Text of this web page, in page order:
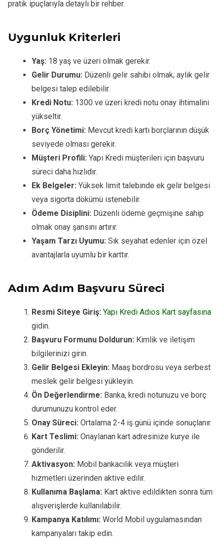
pratik ipuçlarıyla detaylı bir rehber.
Uygunluk Kriterleri
Yaş: 18 yaş ve üzeri olmak gerekir.
Gelir Durumu: Düzenli gelir sahibi olmak; aylık gelir
belgesi talep edilebilir.
Kredi Notu: 1300 ve üzeri kredi notu onay ihtimalini
yükseltir.
Borç Yönetimi: Mevcut kredi kartı borçlarının düşük
seviyede olması gerekir.
Müşteri Profili: Yapı Kredi müşterileri için başvuru
süreci daha hızlıdır.
Ek Belgeler: Yüksek limit talebinde ek gelir belgesi
veya sigorta dökümü istenebilir.
Ödeme Disiplini: Düzenli ödeme geçmişine sahip
olmak onay şansını artırır.
Yaşam Tarzı Uyumu: Sık seyahat edenler için özel
avantajlarla uyumlu bir karttır.
Adım Adım Başvuru Süreci
Resmi Siteye Giriş: Yapı Kredi Adios Kart sayfasına
gidin.
Başvuru Formunu Doldurun: Kimlik ve iletişim
bilgilerinizi girin.
Gelir Belgesi Ekleyin: Maaş bordrosu veya serbest
meslek gelir belgesi yükleyin.
Ön Değerlendirme: Banka, kredi notunuzu ve borç
durumunuzu kontrol eder.
Onay Süreci: Ortalama 2-4 iş günü içinde sonuçlanır.
Kart Teslimi: Onaylanan kart adresinize kurye ile
gönderilir.
Aktivasyon: Mobil bankacılık veya müşteri
hizmetleri üzerinden aktive edilir.
Kullanıma Başlama: Kart aktive edildikten sonra tüm
alışverişlerde kullanılabilir.
Kampanya Katılımı: World Mobil uygulamasından
kampanyaları takip edin.